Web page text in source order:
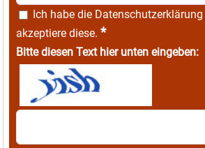
Ich habe die Datenschutzerklärung
akzeptiere diese. *
Bitte diesen Text hier unten eingeben: